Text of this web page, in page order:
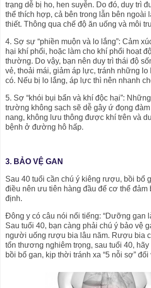
trạng dễ bị ho, hen suyễn. Do đó, duy trì
thể thích hợp, cả bên trong lẫn bên ngoài
thiết. Thông qua chế độ ăn uống và môi
4. Sợ sự “phiền muộn và lo lắng”: Cảm
hại khí phổi, hoặc làm cho khí phổi hoạt
thường. Do vậy, bạn nên duy trì thái độ
vẻ, thoải mái, giảm áp lực, tránh những lo
có. Nếu bị lo lắng, áp lực thì nên nhanh
5. Sợ “khói bụi bẩn và khí độc hại”:
trường không sạch sẽ dễ gây ứ đọng
nang, không lưu thông được khí trên và
bệnh ở đường hô hấp.
3. BẢO VỆ GAN
Sau 40 tuổi cần chú ý kiêng rượu, bồi bổ
điều nên ưu tiên hàng đầu để cơ thể
định.
Đông y có câu nói nổi tiếng: “Dưỡng gan
Sau tuổi 40, bạn càng phải chú ý bảo vệ
người uống rượu bia lâu năm. Rượu bia
tổn thương nghiêm trọng, sau tuổi 40,
bồi bổ gan, kịp thời tránh xa “5 nỗi sợ”